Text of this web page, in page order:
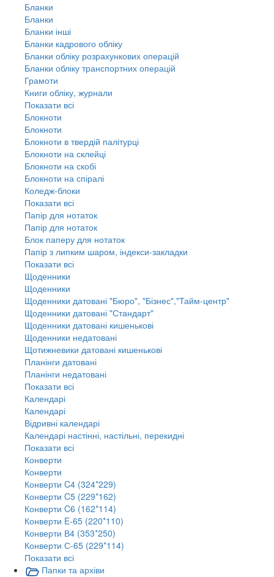
Бланки
Бланки
Бланки інші
Бланки кадрового обліку
Бланки обліку розрахункових операцій
Бланки обліку транспортних операцій
Грамоти
Книги обліку, журнали
Показати всі
Блокноти
Блокноти
Блокноти в твердій палітурці
Блокноти на склейці
Блокноти на скобі
Блокноти на спіралі
Коледж-блоки
Показати всі
Папір для нотаток
Папір для нотаток
Блок паперу для нотаток
Папір з липким шаром, індекси-закладки
Показати всі
Щоденники
Щоденники
Щоденники датовані "Бюро", "Бізнес","Тайм-центр"
Щоденники датовані "Стандарт"
Щоденники датовані кишенькові
Щоденники недатовані
Щотижневики датовані кишенькові
Планінги датовані
Планінги недатовані
Показати всі
Календарі
Календарі
Відривні календарі
Календарі настінні, настільні, перекидні
Показати всі
Конверти
Конверти
Конверти C4 (324*229)
Конверти C5 (229*162)
Конверти C6 (162*114)
Конверти E-65 (220*110)
Конверти В4 (353*250)
Конверти С-65 (229*114)
Показати всі
Папки та архіви